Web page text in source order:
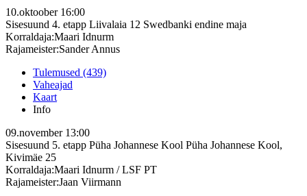
10.oktoober 16:00
Sisesuund 4. etapp Liivalaia 12 Swedbanki endine maja
Korraldaja:Maari Idnurm
Rajameister:Sander Annus
Tulemused (439)
Vaheajad
Kaart
Info
09.november 13:00
Sisesuund 5. etapp Püha Johannese Kool Püha Johannese Kool,
Kivimäe 25
Korraldaja:Maari Idnurm / LSF PT
Rajameister:Jaan Viirmann